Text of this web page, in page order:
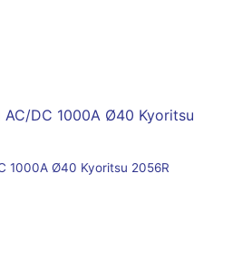
1000A Ø40 Kyoritsu 2056R